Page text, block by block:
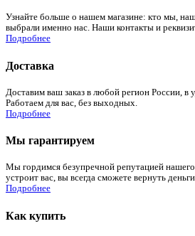
Узнайте больше о нашем магазине: кто мы,
выбрали именно нас. Наши контакты и
Подробнее
Доставка
Доставим ваш заказ в любой регион России, в
Работаем для вас, без выходных.
Подробнее
Мы гарантируем
Мы гордимся безупречной репутацией нашего
устроит вас, вы всегда сможете вернуть
Подробнее
Как купить